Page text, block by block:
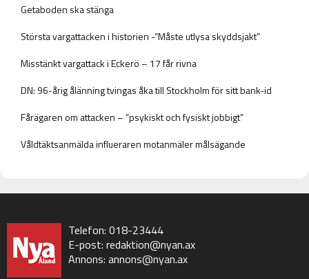
Getaboden ska stänga
Största vargattacken i historien -”Måste utlysa skyddsjakt”
Misstänkt vargattack i Eckerö – 17 får rivna
DN: 96-årig ålänning tvingas åka till Stockholm för sitt bank-id
Fårägaren om attacken – ”psykiskt och fysiskt jobbigt”
Våldtäktsanmälda influeraren motanmäler målsägande
Telefon: 018-23444
E-post: redaktion@nyan.ax
Annons: annons@nyan.ax